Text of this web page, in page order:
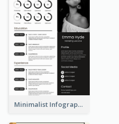
Minimalist Infographic Resume